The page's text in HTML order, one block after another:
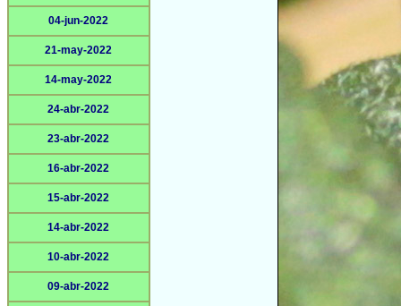
04-jun-2022
21-may-2022
14-may-2022
24-abr-2022
23-abr-2022
16-abr-2022
15-abr-2022
14-abr-2022
10-abr-2022
09-abr-2022